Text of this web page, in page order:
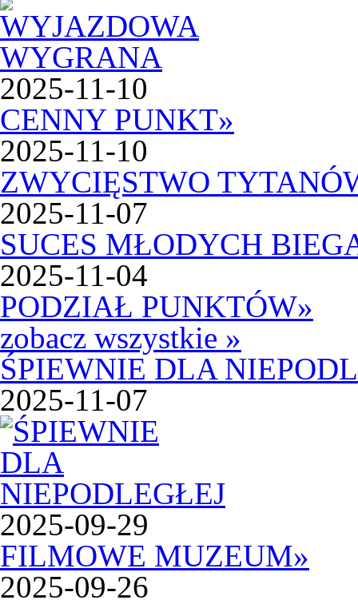
2025-11-10
CENNY PUNKT»
2025-11-10
ZWYCIĘSTWO
2025-11-07
SUCES MŁODYCH
2025-11-04
PODZIAŁ PUNKTÓW»
zobacz wszystkie »
ŚPIEWNIE DLA
2025-11-07
2025-09-29
FILMOWE MUZEUM»
2025-09-26